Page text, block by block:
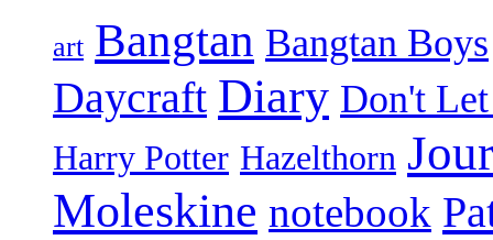
art Bangtan Bangtan Boys
Daycraft Diary Don't
Harry Potter Hazelthorn
Moleskine notebook